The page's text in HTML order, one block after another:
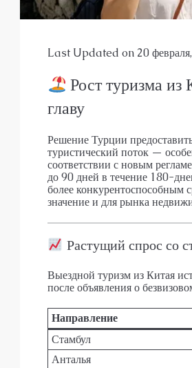
Last Updated on 20
Рост туризма
главу
Решение Турции
туристический поток —
соответствии с новым
до 90 дней в течение 180-
более конкурентоспособным
значение и для рынка
Растущий спрос со
Выездной туризм из Китая
после объявления о
Направление
Стамбул
Анталья